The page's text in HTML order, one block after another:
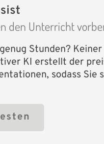
den Unterricht
Stunden?
KI erstellt der
sodass